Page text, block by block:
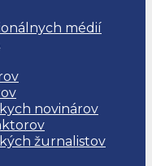
médií
novinárov
žurnalistov